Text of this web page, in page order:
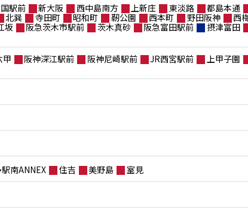
駅前 新大阪 西中島南方 上新庄 東淡路 都島本通
北巽 寺田町 昭和町 靭公園 西本町 野田阪神
西
坂 阪急茨木市駅前 茨木真砂 阪急富田駅前 摂津富田
甲 阪神深江駅前 阪神尼崎駅前 JR西宮駅前 上甲子園
南ANNEX 住吉 美野島 室見